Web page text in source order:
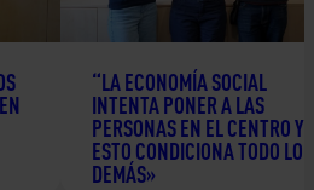
“LA ECONOMÍA SOCIAL
INTENTA PONER A LAS
PERSONAS EN EL CENTRO Y
ESTO CONDICIONA TODO LO
DEMÁS»